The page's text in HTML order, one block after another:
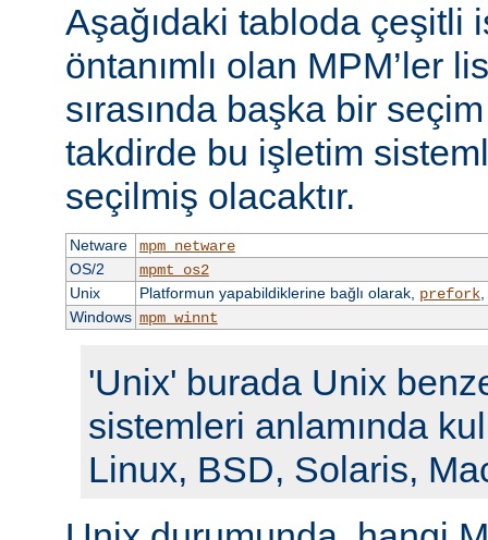
Aşağıdaki tabloda çeşitli
öntanımlı olan MPM’ler
sırasında başka bir seçim
takdirde bu işletim
seçilmiş olacaktır.
Netware
mpm_netware
OS/2
mpmt_os2
Unix
Platformun yapabildiklerine bağlı olarak, prefork,
Windows mpm_winnt
'Unix' burada Unix
sistemleri anlamında
Linux, BSD, Solaris,